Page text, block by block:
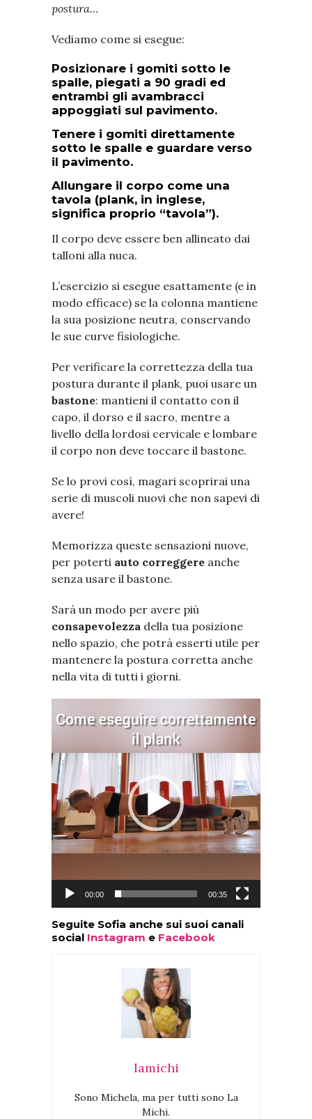
postura…
Vediamo come si esegue:
Posizionare i gomiti sotto le
spalle, piegati a 90 gradi ed
entrambi gli avambracci
appoggiati sul pavimento.
Tenere i gomiti direttamente
sotto le spalle e guardare verso
il pavimento.
Allungare il corpo come una
tavola (plank, in inglese,
significa proprio “tavola”).
Il corpo deve essere ben allineato dai
talloni alla nuca.
L’esercizio si esegue esattamente (e in
modo efficace) se la colonna mantiene
la sua posizione neutra, conservando
le sue curve fisiologiche.
Per verificare la correttezza della tua
postura durante il plank, puoi usare un
bastone: mantieni il contatto con il
capo, il dorso e il sacro, mentre a
livello della lordosi cervicale e lombare
il corpo non deve toccare il bastone.
Se lo provi così, magari scoprirai una
serie di muscoli nuovi che non sapevi di
avere!
Memorizza queste sensazioni nuove,
per poterti auto correggere anche
senza usare il bastone.
Sarà un modo per avere più
consapevolezza della tua posizione
nello spazio, che potrà esserti utile per
mantenere la postura corretta anche
nella vita di tutti i giorni.
Player
00:00 00:35
Seguite Sofia anche sui suoi canali
social Instagram e Facebook
lamichi
Sono Michela, ma per tutti sono La
Michi.